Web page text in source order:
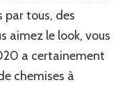
par tous, des
aimez le look, vous
a certainement
chemises à